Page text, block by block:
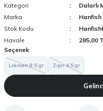
Kategori
Dalarlı
Marka
Hanfish
Stok Kodu
Havale
285,00
Seçenek
Lokman 8.5 gr Zıpır 4.5 gr